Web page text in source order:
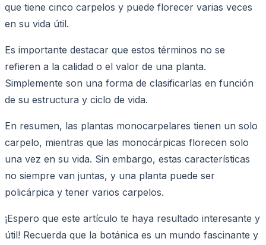
que tiene cinco carpelos y puede florecer varias veces
en su vida útil.
Es importante destacar que estos términos no se
refieren a la calidad o el valor de una planta.
Simplemente son una forma de clasificarlas en función
de su estructura y ciclo de vida.
En resumen, las plantas monocarpelares tienen un solo
carpelo, mientras que las monocárpicas florecen solo
una vez en su vida. Sin embargo, estas características
no siempre van juntas, y una planta puede ser
policárpica y tener varios carpelos.
¡Espero que este artículo te haya resultado interesante y
útil! Recuerda que la botánica es un mundo fascinante y